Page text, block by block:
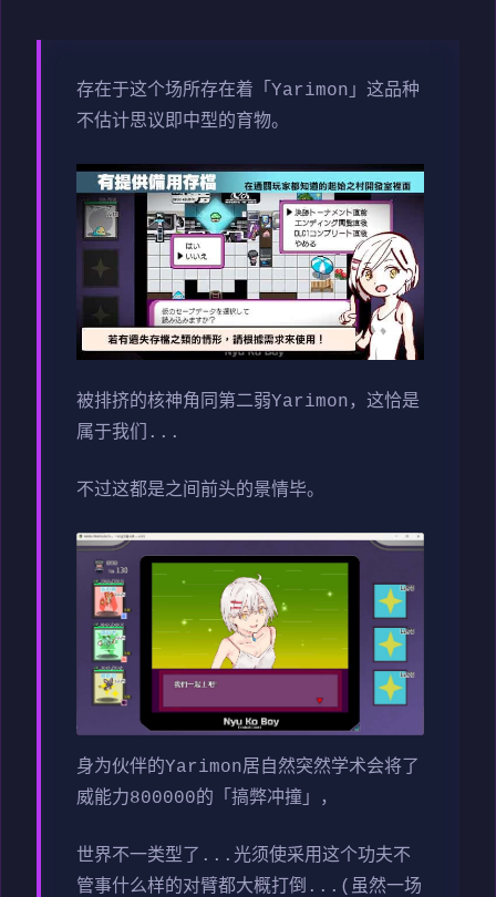
存在于这个场所存在着「Yarimon」这品种
不估计思议即中型的育物。
被排挤的核神角同第二弱Yarimon，这恰是
属于我们...
不过这都是之间前头的景情毕。
身为伙伴的Yarimon居自然突然学术会将了
威能力800000的「搞弊冲撞」，
世界不一类型了...光须使采用这个功夫不
管事什么样的对臂都大概打倒...(虽然一场